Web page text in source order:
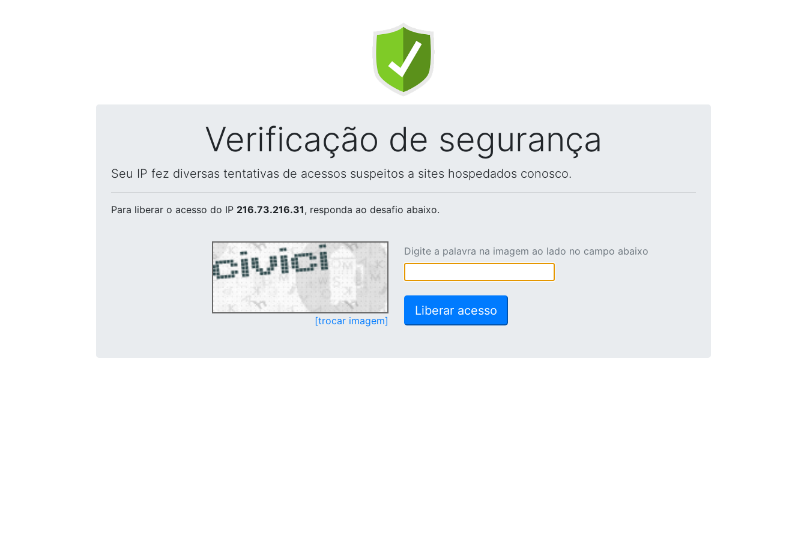
Verificação de segurança
Seu IP fez diversas tentativas de acessos suspeitos a sites hospedados conosco.
Para liberar o acesso do IP 216.73.216.31, responda ao desafio abaixo.
[trocar imagem]
Digite a palavra na imagem ao lado no campo abaixo